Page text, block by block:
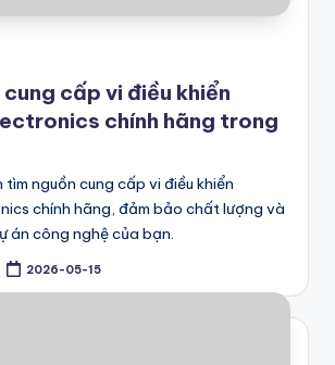
cấp vi điều khiển
chính hãng trong
nguồn cung cấp vi điều khiển
chính hãng, đảm bảo chất lượng và
án công nghệ của bạn.
2026-05-15